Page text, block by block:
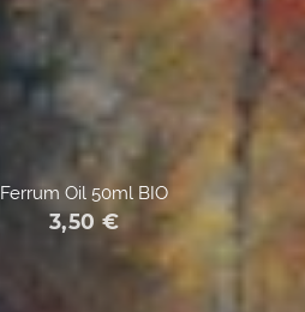
Ferrum Oil 50ml BIO
3,50 €